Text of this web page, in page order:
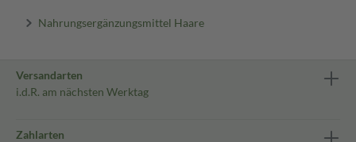
Nahrungsergänzungsmittel Haare
Versandarten
i.d.R. am nächsten Werktag
Zahlarten